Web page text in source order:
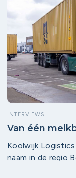
instromers,
Werken met
geduld en
locatiemanager
werk op.
INTERVIEWS
Van één
regio
Koolwijk Logistics
naam in de regio